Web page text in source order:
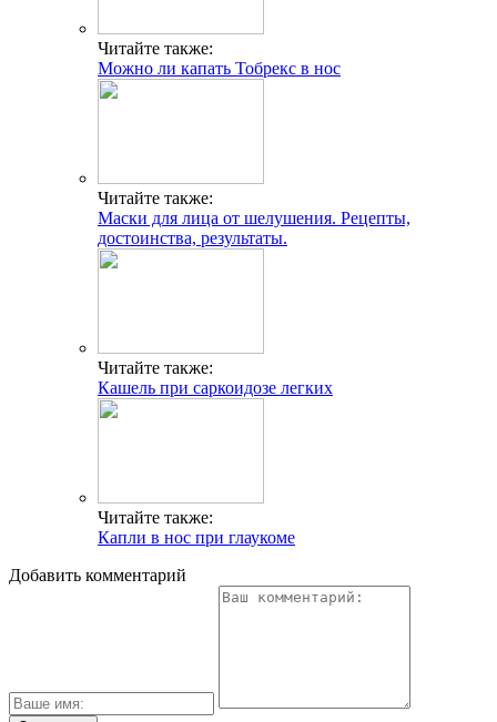
Читайте также:
Можно ли капать Тобрекс в нос
Читайте также:
Маски для лица от шелушения. Рецепты,
достоинства, результаты.
Читайте также:
Кашель при саркоидозе легких
Читайте также:
Капли в нос при глаукоме
Добавить комментарий